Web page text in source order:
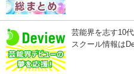
芸能界を志す10
スクール情報は